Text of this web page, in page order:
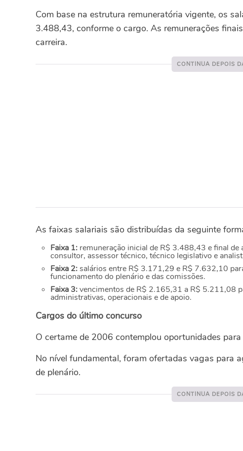
Com base na estrutura remuneratória vigente, os
3.488,43, conforme o cargo. As remunerações
carreira.
As faixas salariais são distribuídas da seguinte
Faixa 1: remuneração inicial de R$ 3.488,43 e final
consultor, assessor técnico, técnico legislativo e
Faixa 2:salários entre R$ 3.171,29 e R$ 7.632,10
funcionamento do plenário e das comissões.
Faixa 3:vencimentos de R$ 2.165,31 a R$ 5.211,08
administrativas, operacionais e de apoio.
Cargos do último concurso
O certame de 2006 contemplou oportunidades para
No nível fundamental, foram ofertadas vagas para
de plenário.